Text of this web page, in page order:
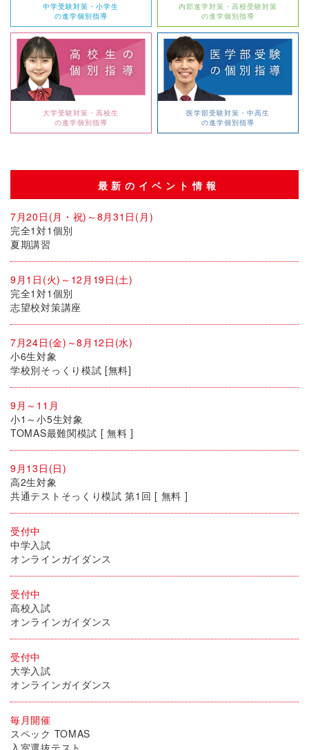
中学受験対策・小学生
の進学個別指導
内部進学対策・高校受験対策
の進学個別指導
大学受験対策・高校生
の進学個別指導
医学部受験対策・中高生
の進学個別指導
最新のイベント情報
7月20日(月・祝)～8月31日(月)
完全1対1個別
夏期講習
9月1日(火)～12月19日(土)
完全1対1個別
志望校対策講座
7月24日(金)～8月12日(水)
小6生対象
学校別そっくり模試 [無料]
9月～11月
小1～小5生対象
TOMAS最難関模試 [ 無料 ]
9月13日(日)
高2生対象
共通テストそっくり模試 第1回 [ 無料 ]
受付中
中学入試
オンラインガイダンス
受付中
高校入試
オンラインガイダンス
受付中
大学入試
オンラインガイダンス
毎月開催
スペック TOMAS
入室選抜テスト